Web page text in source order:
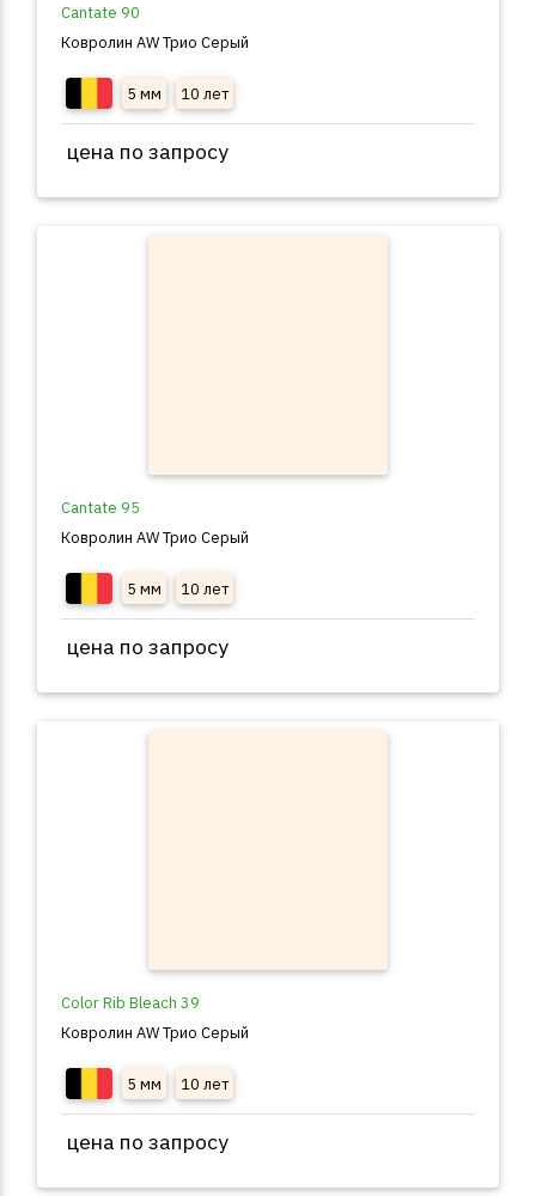
Cantate 90
Ковролин AW Трио Серый
5 мм 10 лет
цена по запросу
Cantate 95
Ковролин AW Трио Серый
5 мм 10 лет
цена по запросу
Color Rib Bleach 39
Ковролин AW Трио Серый
5 мм 10 лет
цена по запросу